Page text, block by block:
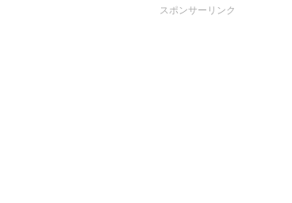
スポンサーリンク